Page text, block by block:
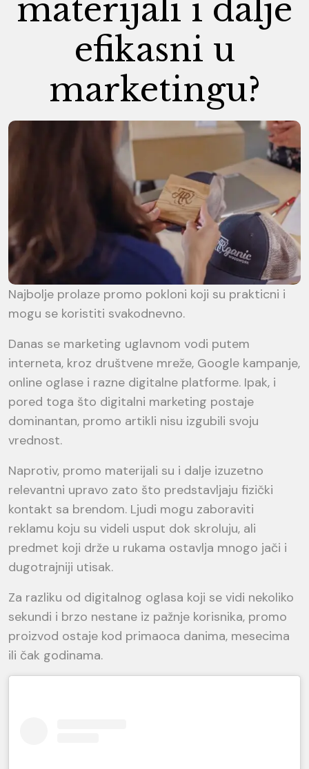
materijali i dalje
efikasni u
marketingu?
Najbolje prolaze promo pokloni koji su prakticni i
mogu se koristiti svakodnevno.
Danas se marketing uglavnom vodi putem
interneta, kroz društvene mreže, Google kampanje,
online oglase i razne digitalne platforme. Ipak, i
pored toga što digitalni marketing postaje
dominantan, promo artikli nisu izgubili svoju
vrednost.
Naprotiv, promo materijali su i dalje izuzetno
relevantni upravo zato što predstavljaju fizički
kontakt sa brendom. Ljudi mogu zaboraviti
reklamu koju su videli usput dok skroluju, ali
predmet koji drže u rukama ostavlja mnogo jači i
dugotrajniji utisak.
Za razliku od digitalnog oglasa koji se vidi nekoliko
sekundi i brzo nestane iz pažnje korisnika, promo
proizvod ostaje kod primaoca danima, mesecima
ili čak godinama.